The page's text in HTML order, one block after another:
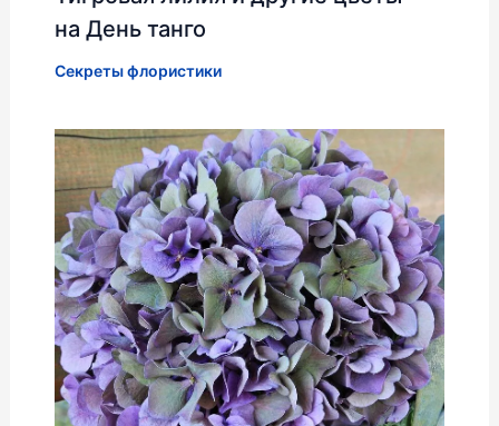
на День танго
Секреты флористики